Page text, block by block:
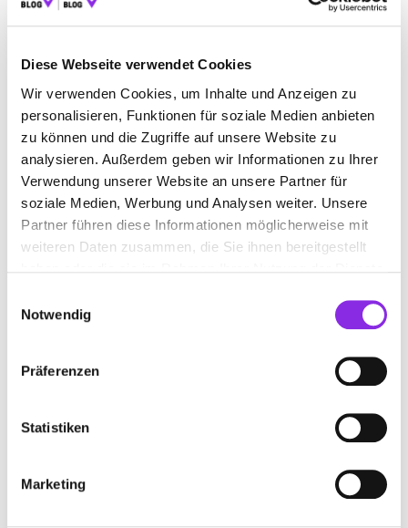
Diese Webseite verwendet Cookies
Wir verwenden Cookies, um Inhalte und Anzeigen zu
personalisieren, Funktionen für soziale Medien anbieten
zu können und die Zugriffe auf unsere Website zu
analysieren. Außerdem geben wir Informationen zu Ihrer
Verwendung unserer Website an unsere Partner für
soziale Medien, Werbung und Analysen weiter. Unsere
Partner führen diese Informationen möglicherweise mit
weiteren Daten zusammen, die Sie ihnen bereitgestellt
Notwendig
Präferenzen
Statistiken
Marketing
ESSEN & TRINKEN
GESUNDHEIT & MEDIZIN
Kirmes – das klingt nach Zuckerwatte, Fahrgeschäften und
ausgelassener Stimmung. Der Event im August in der Eifel – die
Mehr erfahren